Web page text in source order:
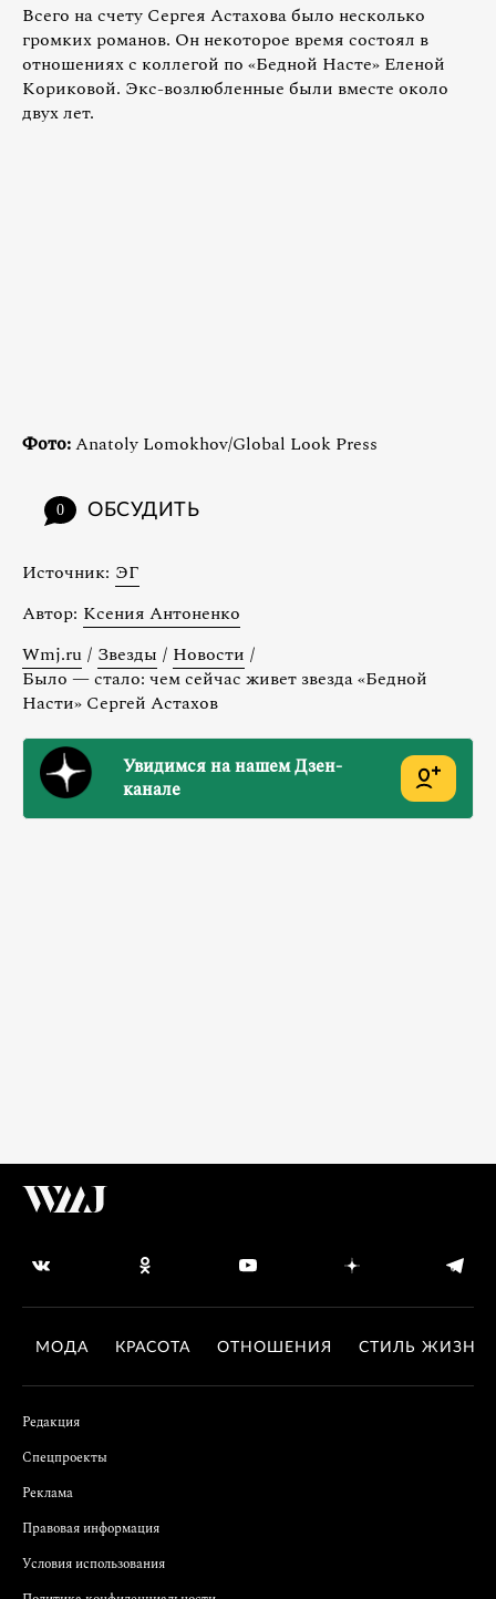
Всего на счету Сергея Астахова было несколько
громких романов. Он некоторое время состоял в
отношениях с коллегой по «Бедной Насте» Еленой
Кориковой. Экс-возлюбленные были вместе около
двух лет.
Фото:Anatoly Lomokhov/Global Look Press
0 ОБСУДИТЬ
Источник: ЭГ
Автор: Ксения Антоненко
Wmj.ru / Звезды / Новости /
Было — стало: чем сейчас живет звезда «Бедной
Насти» Сергей Астахов
Увидимся на нашем Дзен-
канале
МОДА КРАСОТА ОТНОШЕНИЯ СТИЛЬ ЖИЗНИ
Редакция
Спецпроекты
Реклама
Правовая информация
Условия использования